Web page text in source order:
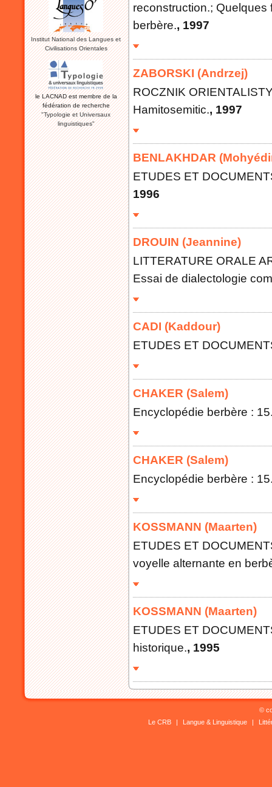
Institut National des Langues et
Civilisations Orientales
le LACNAD est membre de la
fédération de recherche
"Typologie et Universaux
linguistiques"
reconstruction.;
berbère., 1997
ZABORSKI (Andrzej)
ROCZNIK
Hamitosemitic., 1997
BENLAKHDAR
ETUDES ET
1996
DROUIN (Jeannine)
LITTERATURE ORALE
Essai de dialectologie
CADI (Kaddour)
ETUDES ET
CHAKER (Salem)
Encyclopédie berbère :
CHAKER (Salem)
Encyclopédie berbère :
KOSSMANN (Maarten)
ETUDES ET
voyelle alternante en
KOSSMANN (Maarten)
ETUDES ET
historique., 1995
©
Le CRB
| Langue & Linguistique |